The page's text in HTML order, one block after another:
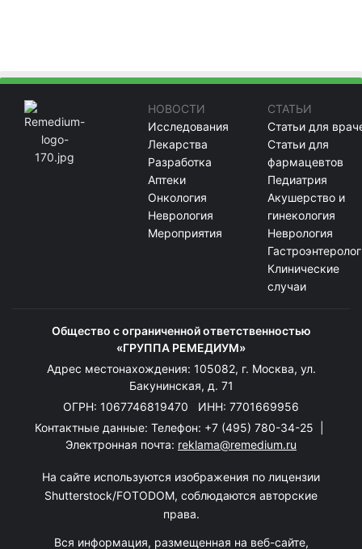
НОВОСТИ
Исследования
Лекарства
Разработка
Аптеки
Онкология
Неврология
Мероприятия
СТАТЬИ
Статьи для
Статьи для
фармацевтов
Педиатрия
Акушерство и
гинекология
Неврология
Клинические
случаи
Общество с ограниченной ответственностью
«ГРУППА РЕМЕДИУМ»
Адрес местонахождения: 105082, г. Москва, ул.
Бакунинская, д. 71
ОГРН: 1067746819470 ИНН: 7701669956
Контактные данные: Телефон: +7 (495) 780-34-25
Электронная почта: reklama@remedium.ru
На сайте используются изображения по лицензии
Shutterstock/FOTODOM, соблюдаются авторские
права.
Вся информация, размещенная на веб-сайте,